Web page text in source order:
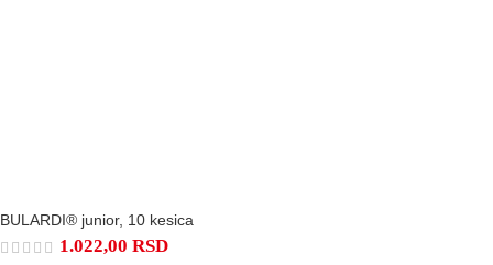
BULARDI® junior, 10 kesica
1.022,00 RSD